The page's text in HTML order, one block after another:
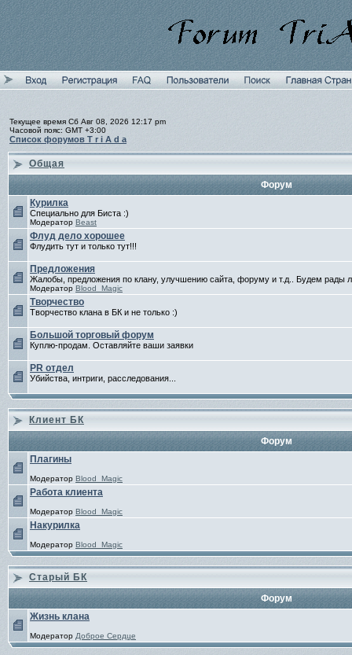
Текущее время Сб Авг 08, 2026 12:17 pm
Часовой пояс: GMT +3:00
Список форумов T r i A d a
Общая
Форум
Курилка
Специально для Биста :)
Модератор Beast
Флуд дело хорошее
Флудить тут и только тут!!!
Предложения
Жалобы, предложения по клану, улучшению сайта, форуму и т.д.. Будем рады
Модератор Blood_Magic
Творчество
Творчество клана в БК и не только :)
Большой торговый форум
Куплю-продам. Оставляйте ваши заявки
PR отдел
Убийства, интриги, расследования...
Клиент БК
Форум
Плагины
Модератор Blood_Magic
Работа клиента
Модератор Blood_Magic
Накурилка
Модератор Blood_Magic
Старый БК
Форум
Жизнь клана
Модератор Доброе Сердце